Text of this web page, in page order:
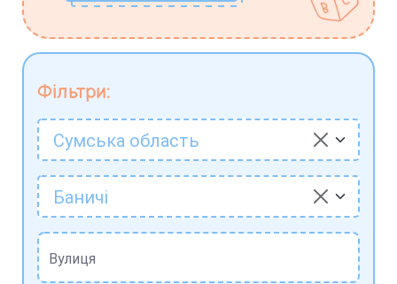
Фільтри:
Сумська область
Баничі
Вулиця